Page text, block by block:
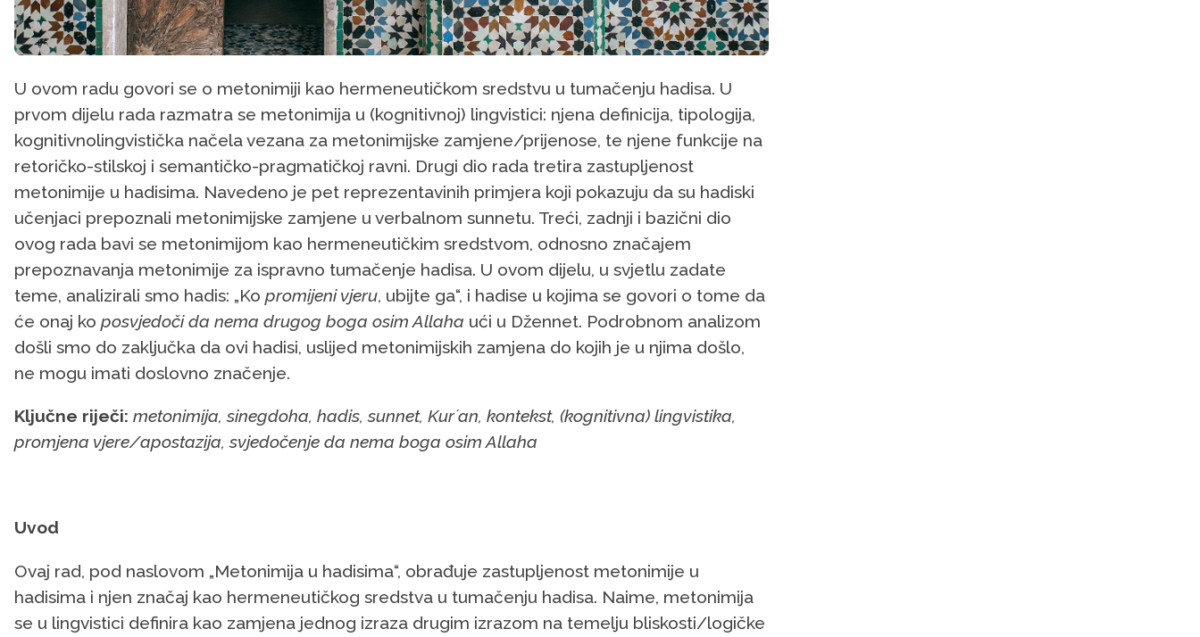
U ovom radu govori se o metonimiji kao hermeneutičkom sredstvu u tumačenju hadisa. U
prvom dijelu rada razmatra se metonimija u (kognitivnoj) lingvistici: njena definicija, tipologija,
kognitivnolingvistička načela vezana za metonimijske zamjene/prijenose, te njene funkcije na
retoričko-stilskoj i semantičko-pragmatičkoj ravni. Drugi dio rada tretira zastupljenost
metonimije u hadisima. Navedeno je pet reprezentavinih primjera koji pokazuju da su hadiski
učenjaci prepoznali metonimijske zamjene u verbalnom sunnetu. Treći, zadnji i bazični dio
ovog rada bavi se metonimijom kao hermeneutičkim sredstvom, odnosno značajem
prepoznavanja metonimije za ispravno tumačenje hadisa. U ovom dijelu, u svjetlu zadate
teme, analizirali smo hadis: „Ko promijeni vjeru, ubijte ga“, i hadise u kojima se govori o tome da
će onaj ko posvjedoči da nema drugog boga osim Allaha ući u Džennet. Podrobnom analizom
došli smo do zaključka da ovi hadisi, uslijed metonimijskih zamjena do kojih je u njima došlo,
ne mogu imati doslovno značenje.
Ključne riječi: metonimija, sinegdoha, hadis, sunnet, Kurʼan, kontekst, (kognitivna) lingvistika,
promjena vjere/apostazija, svjedočenje da nema boga osim Allaha
Uvod
Ovaj rad, pod naslovom „Metonimija u hadisima“, obrađuje zastupljenost metonimije u
hadisima i njen značaj kao hermeneutičkog sredstva u tumačenju hadisa. Naime, metonimija
se u lingvistici definira kao zamjena jednog izraza drugim izrazom na temelju bliskosti/logičke